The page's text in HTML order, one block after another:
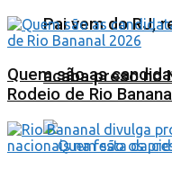
Pai vem do RJ,
acaba preso no
Quem são as
Rodeio de Rio